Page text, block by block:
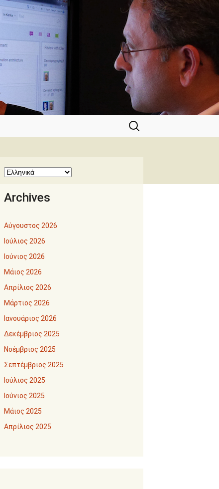
Αναζήτηση
για:
Archives
Αύγουστος 2026
Ιούλιος 2026
Ιούνιος 2026
Μάιος 2026
Απρίλιος 2026
Μάρτιος 2026
Ιανουάριος 2026
Δεκέμβριος 2025
Νοέμβριος 2025
Σεπτέμβριος 2025
Ιούλιος 2025
Ιούνιος 2025
Μάιος 2025
Απρίλιος 2025